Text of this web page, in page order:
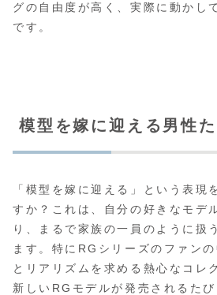
グの自由度が高く、実際に動かし
です。
模型を嫁に迎える男性
「模型を嫁に迎える」という表現
すか？これは、自分の好きなモデ
り、まるで家族の一員のように扱
ます。特にRGシリーズのファン
とリアリズムを求める熱心なコレ
新しいRGモデルが発売されるたび